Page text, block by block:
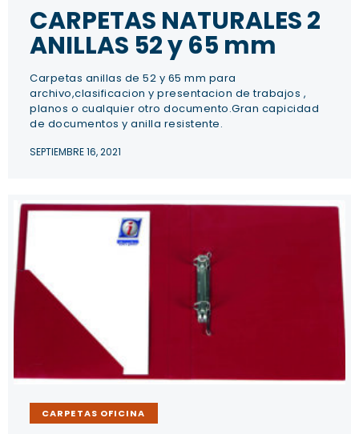
CARPETAS NATURALES 2
ANILLAS 52 y 65 mm
Carpetas anillas de 52 y 65 mm para
archivo,clasificacion y presentacion de trabajos ,
planos o cualquier otro documento.Gran capicidad
de documentos y anilla resistente.
SEPTIEMBRE 16, 2021
CARPETAS OFICINA